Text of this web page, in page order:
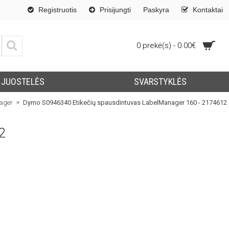
Registruotis Prisijungti Paskyra Kontaktai
0 prekė(s) - 0.00€
JUOSTELĖS SVARSTYKLĖS
Dymo S0946340 Etikečių spausdintuvas LabelManager 160 - 2174612